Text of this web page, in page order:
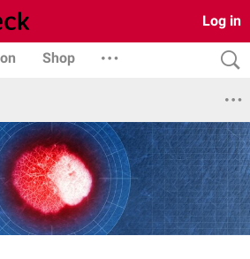
Log in
Shop